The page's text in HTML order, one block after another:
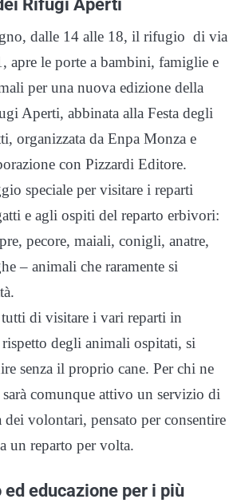
dalle 14 alle 18, il rifugio di via
apre le porte a bambini, famiglie e
per una nuova edizione della
Aperti, abbinata alla Festa degli
organizzata da Enpa Monza e
con Pizzardi Editore.
speciale per visitare i reparti
e agli ospiti del reparto erbivori:
pecore, maiali, conigli, anatre,
– animali che raramente si
tutti di visitare i vari reparti in
degli animali ospitati, si
senza il proprio cane. Per chi ne
sarà comunque attivo un servizio di
volontari, pensato per consentire
un reparto per volta.
educazione per i più